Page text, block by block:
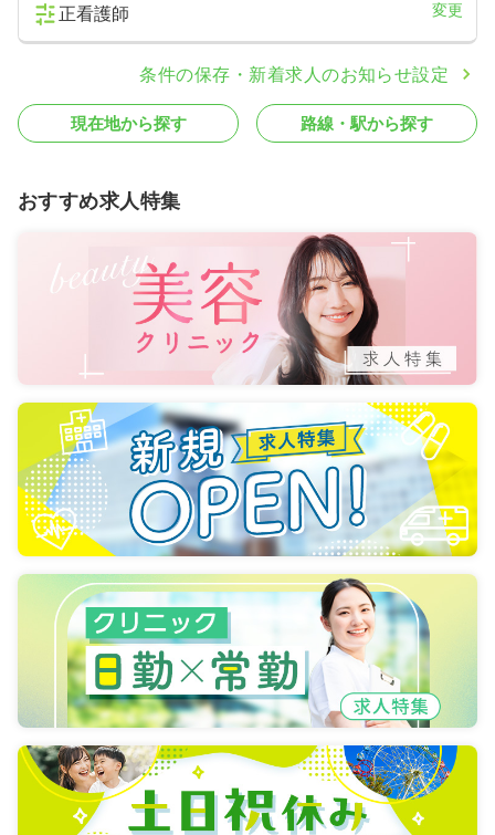
正看護師 変更
条件の保存・新着求人のお知らせ設定
現在地から探す 路線・駅から探す
おすすめ求人特集